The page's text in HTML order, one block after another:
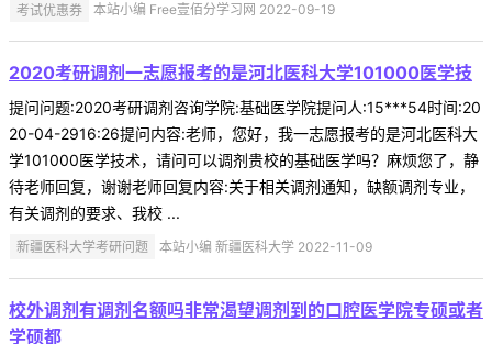
考试优惠券 本站小编 Free壹佰分学习网 2022-09-19
2020考研调剂一志愿报考的是河北医科大学101000医学技
提问问题:2020考研调剂咨询学院:基础医学院提问人:15***54时间:20
20-04-2916:26提问内容:老师，您好，我一志愿报考的是河北医科大
学101000医学技术，请问可以调剂贵校的基础医学吗？麻烦您了，静
待老师回复，谢谢老师回复内容:关于相关调剂通知，缺额调剂专业，
有关调剂的要求、我校 ...
新疆医科大学考研问题 本站小编 新疆医科大学 2022-11-09
校外调剂有调剂名额吗非常渴望调剂到的口腔医学院专硕或者
学硕都